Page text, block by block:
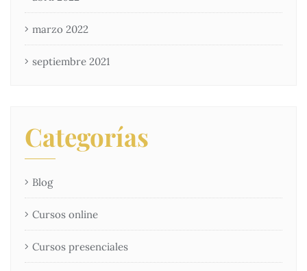
marzo 2022
septiembre 2021
Categorías
Blog
Cursos online
Cursos presenciales